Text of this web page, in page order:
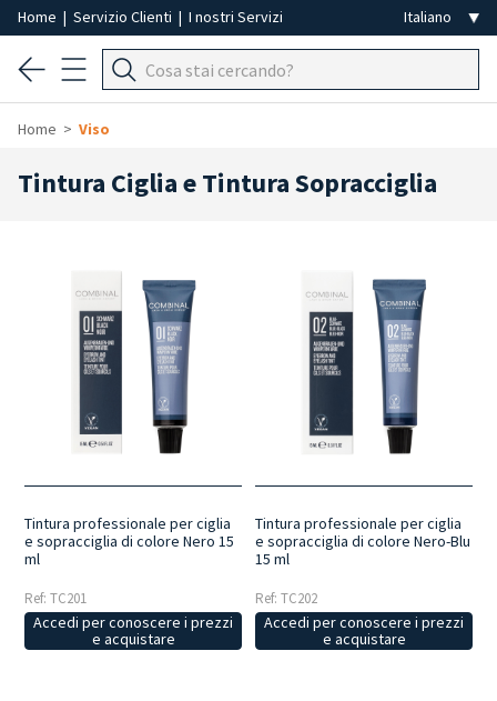
Home | Servizio Clienti | I nostri Servizi
Home Viso
Tintura Ciglia e Tintura Sopracciglia
Tintura professionale per ciglia
e sopracciglia di colore Nero 15
ml
Ref: TC201
Accedi per conoscere i prezzi
e acquistare
Tintura professionale per ciglia
e sopracciglia di colore Nero-Blu
15 ml
Ref: TC202
Accedi per conoscere i prezzi
e acquistare